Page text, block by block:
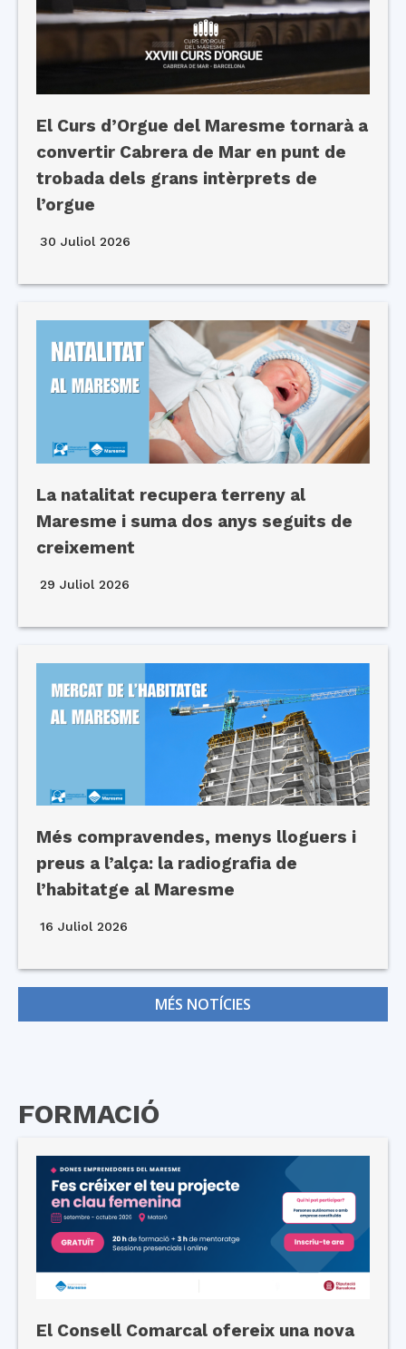
El Curs d’Orgue del Maresme tornarà a
convertir Cabrera de Mar en punt de
trobada dels grans intèrprets de
l’orgue
30 Juliol 2026
La natalitat recupera terreny al
Maresme i suma dos anys seguits de
creixement
29 Juliol 2026
Més compravendes, menys lloguers i
preus a l’alça: la radiografia de
l’habitatge al Maresme
16 Juliol 2026
MÉS NOTÍCIES
FORMACIÓ
El Consell Comarcal ofereix una nova